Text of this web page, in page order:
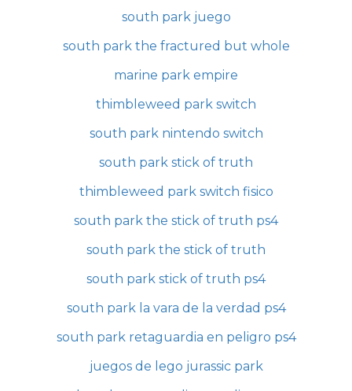
south park juego
south park the fractured but whole
marine park empire
thimbleweed park switch
south park nintendo switch
south park stick of truth
thimbleweed park switch fisico
south park the stick of truth ps4
south park the stick of truth
south park stick of truth ps4
south park la vara de la verdad ps4
south park retaguardia en peligro ps4
juegos de lego jurassic park